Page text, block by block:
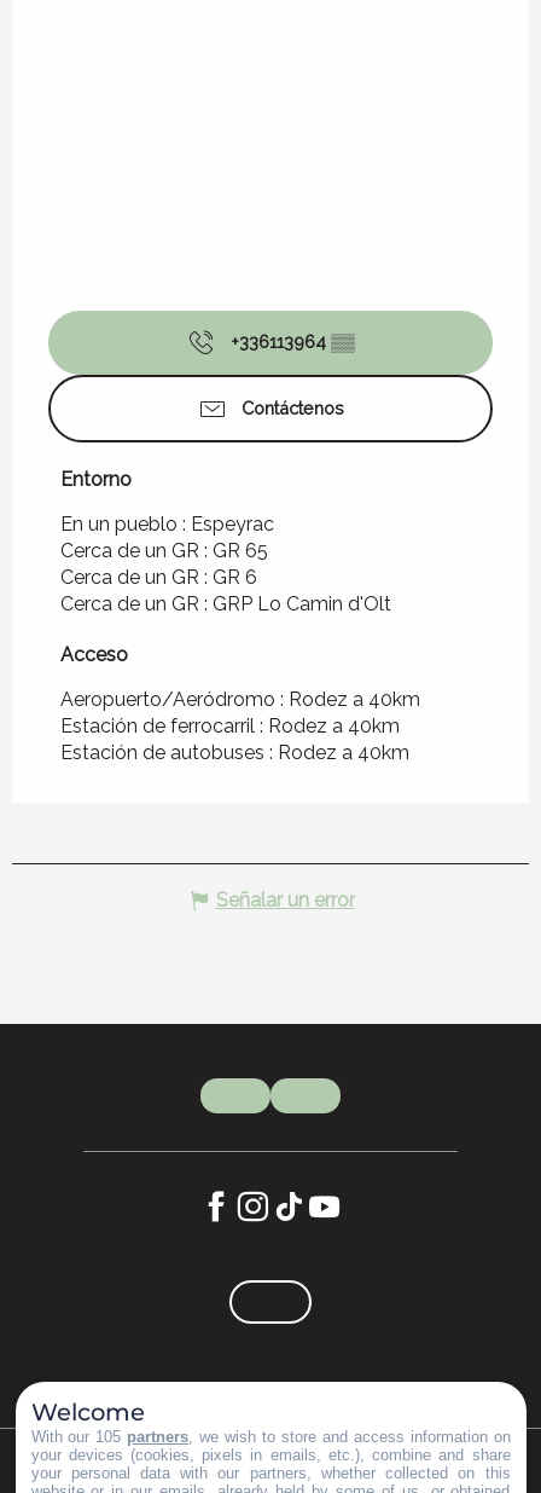
+336113964 ▒▒
Contáctenos
Entorno
Entorno
En un pueblo : Espeyrac
Cerca de un GR : GR 65
Cerca de un GR : GR 6
Cerca de un GR : GRP Lo Camin d'Olt
Acceso
Acceso
Aeropuerto/Aeródromo : Rodez a 40km
Estación de ferrocarril : Rodez a 40km
Estación de autobuses : Rodez a 40km
Señalar un error
©Copyright 2023 Mentions légalesPartenaires
Welcome
With our 105 partners , we wish to store and access information on
your devices (cookies, pixels in emails, etc.), combine and share
your personal data with our partners, whether collected on this